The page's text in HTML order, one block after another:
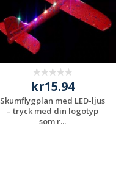
kr15.94
Skumflygplan med LED-ljus
– tryck med din logotyp
som r...